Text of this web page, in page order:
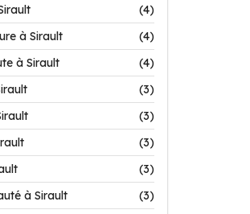
(4)
à Sirault
(4)
à Sirault
(4)
(3)
(3)
(3)
(3)
à Sirault
(3)